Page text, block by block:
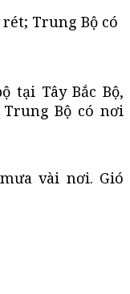
Trung Bộ có
tại Tây Bắc Bộ,
Bộ có nơi
vài nơi. Gió